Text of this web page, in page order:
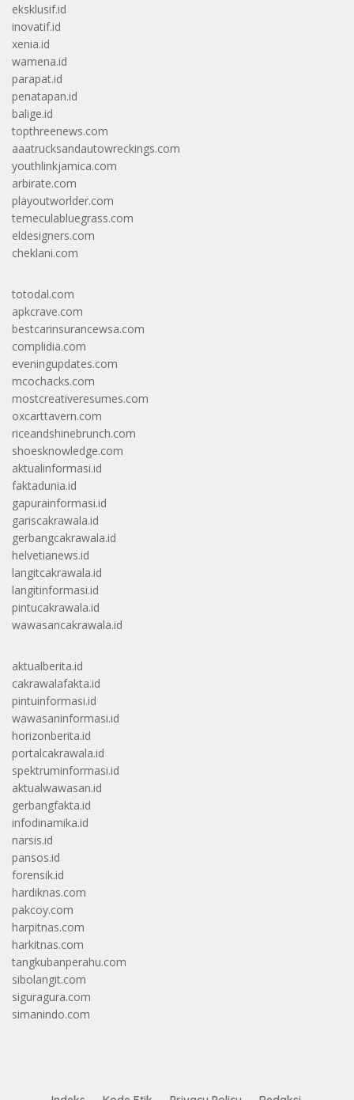
eksklusif.id
inovatif.id
xenia.id
wamena.id
parapat.id
penatapan.id
balige.id
topthreenews.com
aaatrucksandautowreckings.com
youthlinkjamica.com
arbirate.com
playoutworlder.com
temeculabluegrass.com
eldesigners.com
cheklani.com
totodal.com
apkcrave.com
bestcarinsurancewsa.com
complidia.com
eveningupdates.com
mcochacks.com
mostcreativeresumes.com
oxcarttavern.com
riceandshinebrunch.com
shoesknowledge.com
aktualinformasi.id
faktadunia.id
gapurainformasi.id
gariscakrawala.id
gerbangcakrawala.id
helvetianews.id
langitcakrawala.id
langitinformasi.id
pintucakrawala.id
wawasancakrawala.id
aktualberita.id
cakrawalafakta.id
pintuinformasi.id
wawasaninformasi.id
horizonberita.id
portalcakrawala.id
spektruminformasi.id
aktualwawasan.id
gerbangfakta.id
infodinamika.id
narsis.id
pansos.id
forensik.id
hardiknas.com
pakcoy.com
harpitnas.com
harkitnas.com
tangkubanperahu.com
sibolangit.com
siguragura.com
simanindo.com